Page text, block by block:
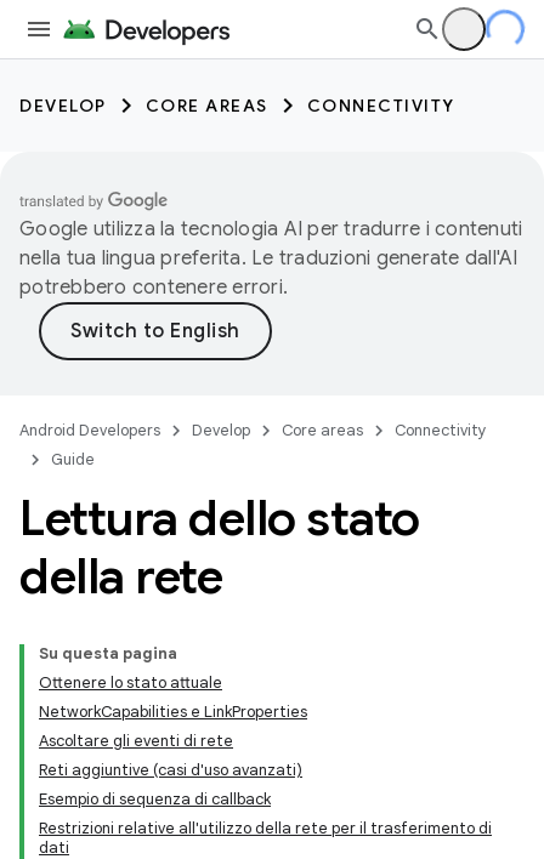
DEVELOP CORE AREAS CONNECTIVITY
Google utilizza la tecnologia AI per tradurre i contenuti
nella tua lingua preferita. Le traduzioni generate dall'AI
potrebbero contenere errori.
Android Developers Develop Core areas
Connectivity
Guide
Lettura dello stato
della rete
Su questa pagina
Ottenere lo stato attuale
NetworkCapabilities e LinkProperties
Ascoltare gli eventi di rete
Reti aggiuntive (casi d'uso avanzati)
Esempio di sequenza di callback
Restrizioni relative all'utilizzo della rete per il trasferimento di
dati